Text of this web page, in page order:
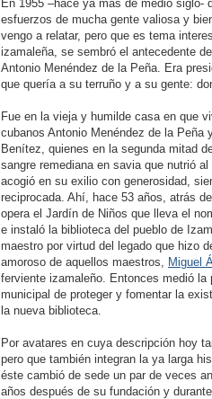
En 1955 –hace ya más de medio siglo-
esfuerzos de mucha gente valiosa y
vengo a relatar, pero que es tema
izamaleña, se sembró el antecedente
Antonio Menéndez de la Peña. Era
que quería a su terruño y a su gente:
Fue en la vieja y humilde casa en que
cubanos Antonio Menéndez de la Peña
Benítez, quienes en la segunda mitad
sangre remediana en savia que nutrió
acogió en su exilio con generosidad,
reciprocada. Ahí, hace 53 años, atrás
opera el Jardín de Niños que lleva el
e instaló la biblioteca del pueblo de
maestro por virtud del legado que hizo
amoroso de aquellos maestros,
Miguel
ferviente izamaleño. Entonces medió la
municipal de proteger y fomentar la
la nueva biblioteca.
Por avatares en cuya descripción hoy
pero que también integran la ya larga
éste cambió de sede un par de veces
años después de su fundación y